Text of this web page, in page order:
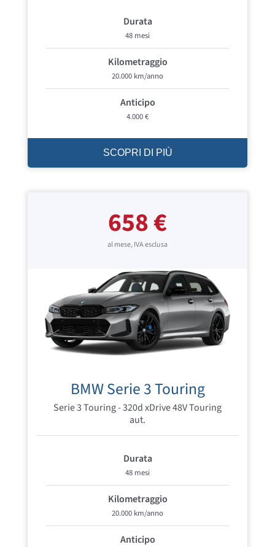
Durata
48 mesi
Kilometraggio
20.000 km/anno
Anticipo
4.000 €
SCOPRI DI PIÙ
658 €
al mese, IVA esclusa
BMW Serie 3 Touring
Serie 3 Touring - 320d xDrive 48V Touring
aut.
Durata
48 mesi
Kilometraggio
20.000 km/anno
Anticipo